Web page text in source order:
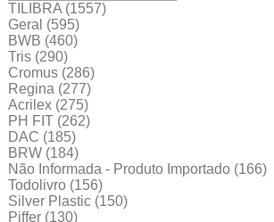
TILIBRA (1557)
Geral (595)
BWB (460)
Tris (290)
Cromus (286)
Regina (277)
Acrilex (275)
PH FIT (262)
DAC (185)
BRW (184)
Não Informada - Produto Importado (166)
Todolivro (156)
Silver Plastic (150)
Piffer (130)